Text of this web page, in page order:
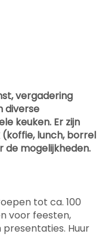
vergadering
diverse
keuken. Er zijn
lunch, borrel
de mogelijkheden.
tot ca. 100
voor feesten,
Huur